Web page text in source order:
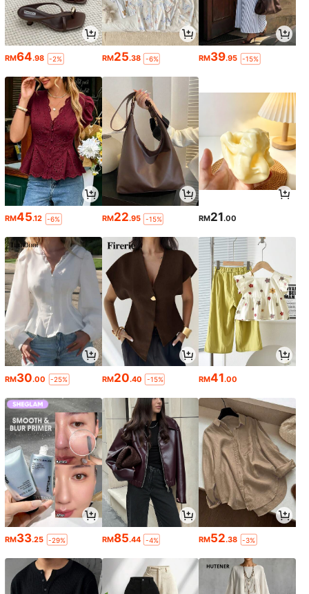
RM64.98 -2% RM25.38 -6% RM39.95 -15%
RM45.12 -6% RM22.95 -15% RM21.00
RM30.00 -25% RM20.40 -15% RM41.00
RM33.25 -29% RM85.44 -4% RM52.38 -3%